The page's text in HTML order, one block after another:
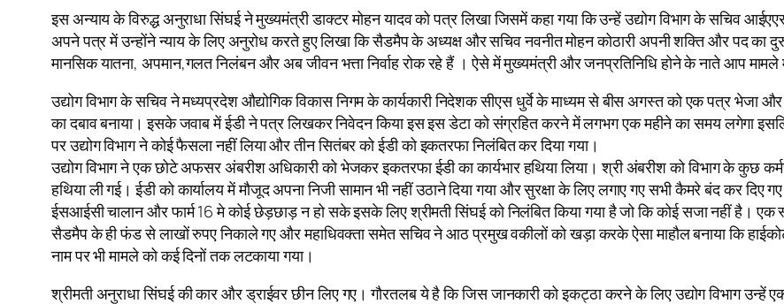
इस अन्याय के विरुद्ध अनुराधा सिंघई ने मुख्यमंत्री डाक्टर मोहन यादव को पत्र लिखा जिसमें कहा गया कि उन्हें उद्योग विभाग के सचिव
अपने पत्र में उन्होंने न्याय के लिए अनुरोध करते हुए लिखा कि सैडमैप के अध्यक्ष और सचिव नवनीत मोहन कोठारी अपनी शक्ति और पद का
मानसिक यातना, अपमान,गलत निलंबन और अब जीवन भत्ता निर्वाह रोक रहे हैं । ऐसे में मुख्यमंत्री और जनप्रतिनिधि होने के नाते आप मामले
उद्योग विभाग के सचिव ने मध्यप्रदेश औद्योगिक विकास निगम के कार्यकारी निदेशक सीएस धुर्वे के माध्यम से बीस अगस्त को एक पत्र
का दबाव बनाया। इसके जवाब में ईडी ने पत्र लिखकर निवेदन किया इस इस डेटा को संग्रहित करने में लगभग एक महीने का समय लगेगा
पर उद्योग विभाग ने कोई फैसला नहीं लिया और तीन सितंबर को ईडी को इकतरफा निलंबित कर दिया गया।
उद्योग विभाग ने एक छोटे अफसर अंबरीश अधिकारी को भेजकर इकतरफा ईडी का कार्यभार हथिया लिया। श्री अंबरीश को विभाग के कुछ
हथिया ली गई। ईडी को कार्यालय में मौजूद अपना निजी सामान भी नहीं उठाने दिया गया और सुरक्षा के लिए लगाए गए सभी कैमरे बंद कर दिए
ईसआईसी चालान और फार्म 16 मे कोई छेड़छाड़ न हो सके इसके लिए श्रीमती सिंघई को निलंबित किया गया है जो कि कोई सजा नहीं है। एक
सैडमैप के ही फंड से लाखों रुपए निकाले गए और महाधिवक्ता समेत सचिव ने आठ प्रमुख वकीलों को खड़ा करके ऐसा माहौल बनाया कि
नाम पर भी मामले को कई दिनों तक लटकाया गया।
श्रीमती अनुराधा सिंघई की कार और ड्राईवर छीन लिए गए। गौरतलब ये है कि जिस जानकारी को इकट्ठा करने के लिए उद्योग विभाग उन्हें